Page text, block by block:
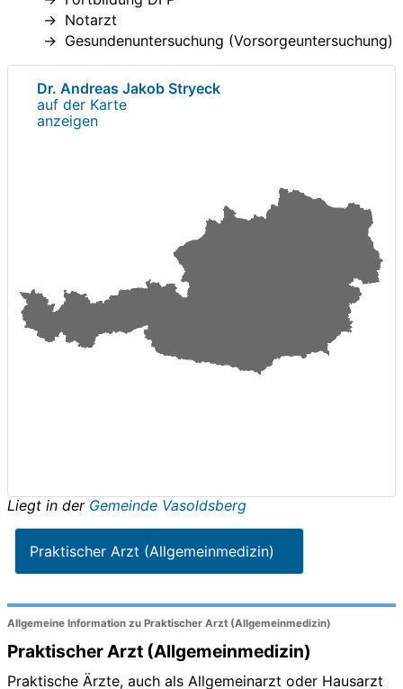
Notarzt
Gesundenuntersuchung (Vorsorgeuntersuchung)
Dr. Andreas Jakob Stryeck
auf der Karte
anzeigen
Liegt in der Gemeinde Vasoldsberg
Praktischer Arzt (Allgemeinmedizin)
Allgemeine Information zu Praktischer Arzt (Allgemeinmedizin)
Praktischer Arzt (Allgemeinmedizin)
Praktische Ärzte, auch als Allgemeinarzt oder Hausarzt